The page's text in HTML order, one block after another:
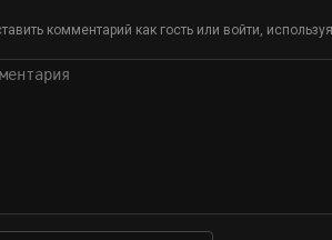
комментарий как гость или войти,